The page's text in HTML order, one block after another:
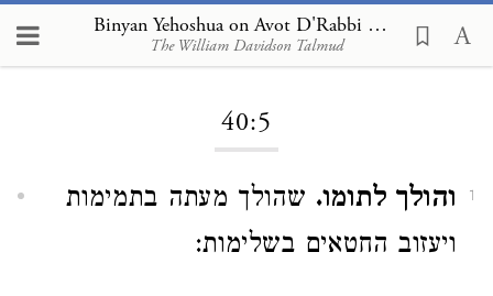
Binyan Yehoshua on Avot D'Rabbi Natan 40:5
The William Davidson Talmud
Loading...
40:5
1 והולך לתומו. שהולך מעתה בתמימות
ויעזוב החטאים בשלימות: